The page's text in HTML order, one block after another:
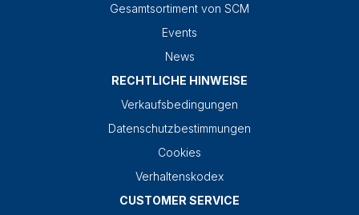
Gesamtsortiment von SCM
Events
News
RECHTLICHE HINWEISE
Verkaufsbedingungen
Datenschutzbestimmungen
Cookies
Verhaltenskodex
CUSTOMER SERVICE